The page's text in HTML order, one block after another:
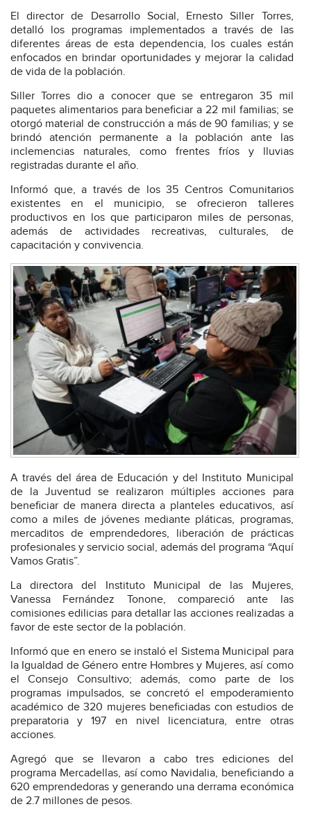
El director de Desarrollo Social, Ernesto Siller Torres,
detalló los programas implementados a través de las
diferentes áreas de esta dependencia, los cuales están
enfocados en brindar oportunidades y mejorar la calidad
de vida de la población.
Siller Torres dio a conocer que se entregaron 35 mil
paquetes alimentarios para beneficiar a 22 mil familias; se
otorgó material de construcción a más de 90 familias; y se
brindó atención permanente a la población ante las
inclemencias naturales, como frentes fríos y lluvias
registradas durante el año.
Informó que, a través de los 35 Centros Comunitarios
existentes en el municipio, se ofrecieron talleres
productivos en los que participaron miles de personas,
además de actividades recreativas, culturales, de
capacitación y convivencia.
A través del área de Educación y del Instituto Municipal
de la Juventud se realizaron múltiples acciones para
beneficiar de manera directa a planteles educativos, así
como a miles de jóvenes mediante pláticas, programas,
mercaditos de emprendedores, liberación de prácticas
profesionales y servicio social, además del programa “Aquí
Vamos Gratis”.
La directora del Instituto Municipal de las Mujeres,
Vanessa Fernández Tonone, compareció ante las
comisiones edilicias para detallar las acciones realizadas a
favor de este sector de la población.
Informó que en enero se instaló el Sistema Municipal para
la Igualdad de Género entre Hombres y Mujeres, así como
el Consejo Consultivo; además, como parte de los
programas impulsados, se concretó el empoderamiento
académico de 320 mujeres beneficiadas con estudios de
preparatoria y 197 en nivel licenciatura, entre otras
acciones.
Agregó que se llevaron a cabo tres ediciones del
programa Mercadellas, así como Navidalia, beneficiando a
620 emprendedoras y generando una derrama económica
de 2.7 millones de pesos.